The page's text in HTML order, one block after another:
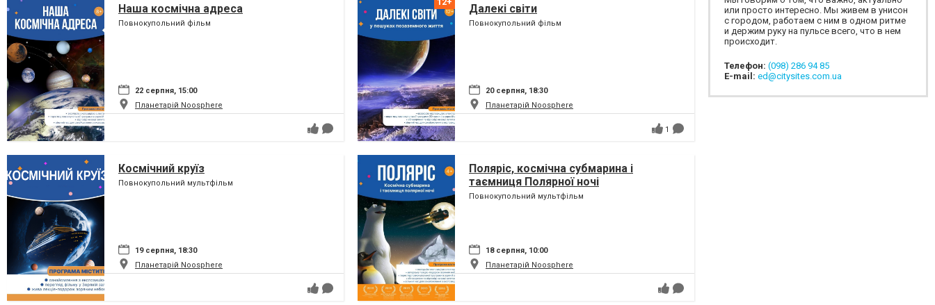
Наша космічна адреса
Повнокупольний фільм
22 серпня, 15:00
Планетарій Noosphere
Далекі світи
Повнокупольний фільм
20 серпня, 18:30
Планетарій Noosphere
1
Космічний круїз
Повнокупольний мультфільм
19 серпня, 18:30
Планетарій Noosphere
Поляріс, космічна субмарина і
таємниця Полярної ночі
Повнокупольний мультфільм
18 серпня, 10:00
Планетарій Noosphere
или просто интересно. Мы живем в унисон
с городом, работаем с ним в одном ритме
и держим руку на пульсе всего, что в нем
происходит.
Телефон: (098) 286 94 85
E-mail: ed@citysites.com.ua